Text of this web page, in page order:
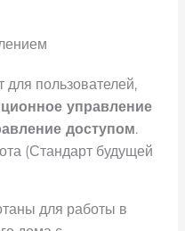
пользователей,
управление
доступом.
(Стандарт будущей
для работы в